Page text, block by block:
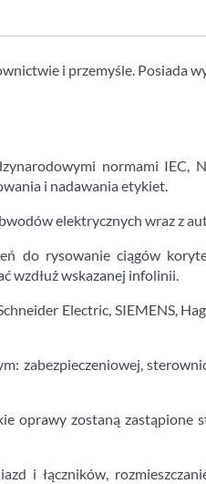
i przemyśle. Posiada
normami IEC,
i nadawania etykiet.
elektrycznych wraz z
do rysowanie ciągów
wzdłuż wskazanej infolinii.
Electric, SIEMENS,
zabezpieczeniowej,
oprawy zostaną
i łączników,